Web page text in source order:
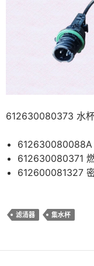
612630080373 水
612630080088A
612630080371
612600081327
滤清器 集水杯